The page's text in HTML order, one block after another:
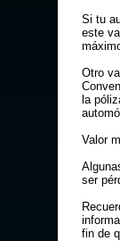
Si tu
este
Otro
la
Valor
ser
fin de